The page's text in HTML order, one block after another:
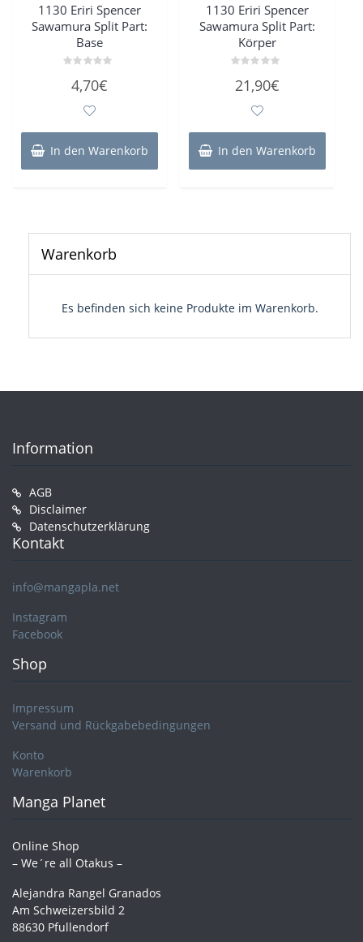
1130 Eriri Spencer
Sawamura Split Part:
Base
mit4,70€
In den Warenkorb
1130 Eriri Spencer
Sawamura Split Part:
Körper
mit
21,90€
In den Warenkorb
Warenkorb
Es befinden sich keine Produkte im Warenkorb.
Information
AGB
Disclaimer
Datenschutzerklärung
Kontakt
info@mangapla.net
Instagram
Facebook
Shop
Impressum
Versand und Rückgabebedingungen
Konto
Warenkorb
Manga Planet
Online Shop
– We´re all Otakus –
Alejandra Rangel Granados
Am Schweizersbild 2
88630 Pfullendorf